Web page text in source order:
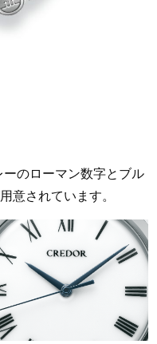
のローマン数字とブル
意されています。